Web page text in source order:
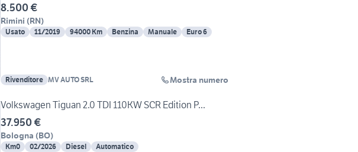
8.500 €
Rimini (RN)
Usato 11/2019 94000 Km Benzina Manuale Euro 6
Rivenditore MV AUTO SRL Mostra numero
Volkswagen Tiguan 2.0 TDI 110KW SCR Edition P...
37.950 €
Bologna (BO)
Km0 02/2026 Diesel Automatico